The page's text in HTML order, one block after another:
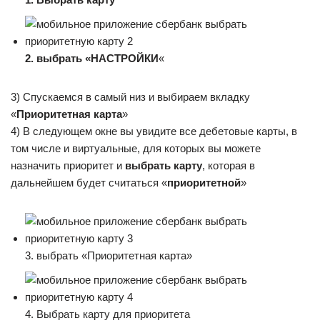
2. выбрать «НАСТРОЙКИ«
3) Спускаемся в самый низ и выбираем вкладку
«Приоритетная карта»
4) В следующем окне вы увидите все дебетовые карты, в
том числе и виртуальные, для которых вы можете
назначить приоритет и выбрать карту, которая в
дальнейшем будет считаться «приоритетной»
3. выбрать «Приоритетная карта»
4. Выбрать карту для приоритета